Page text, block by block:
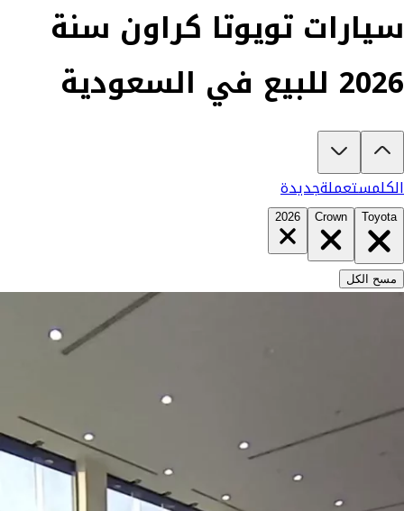
سيارات تويوتا كراون سنة
2026 للبيع في السعودية
تبغى تشتري تويوتا كراون 2026؟
الكلمستعملةجديدة
Toyota
Crown
2026
مسح الكل